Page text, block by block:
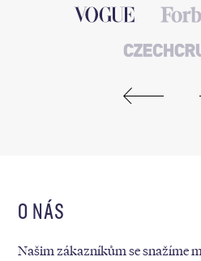
O NÁS
Našim zákazníkům se snažíme